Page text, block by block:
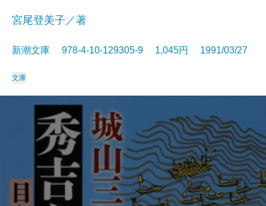
宮尾登美子／著
新潮文庫 978-4-10-129305-9 1,045円 1991/03/27
文庫